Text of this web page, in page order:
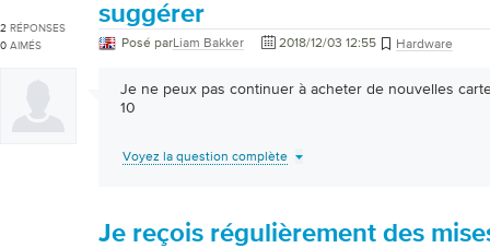
2 RÉPONSES
0 AIMÉS
suggérer
Posé parLiam Bakker 2018/12/03 12:55 Hardware
Je ne peux pas continuer à acheter de nouvelles
10
Voyez la question complète
Je reçois régulièrement des